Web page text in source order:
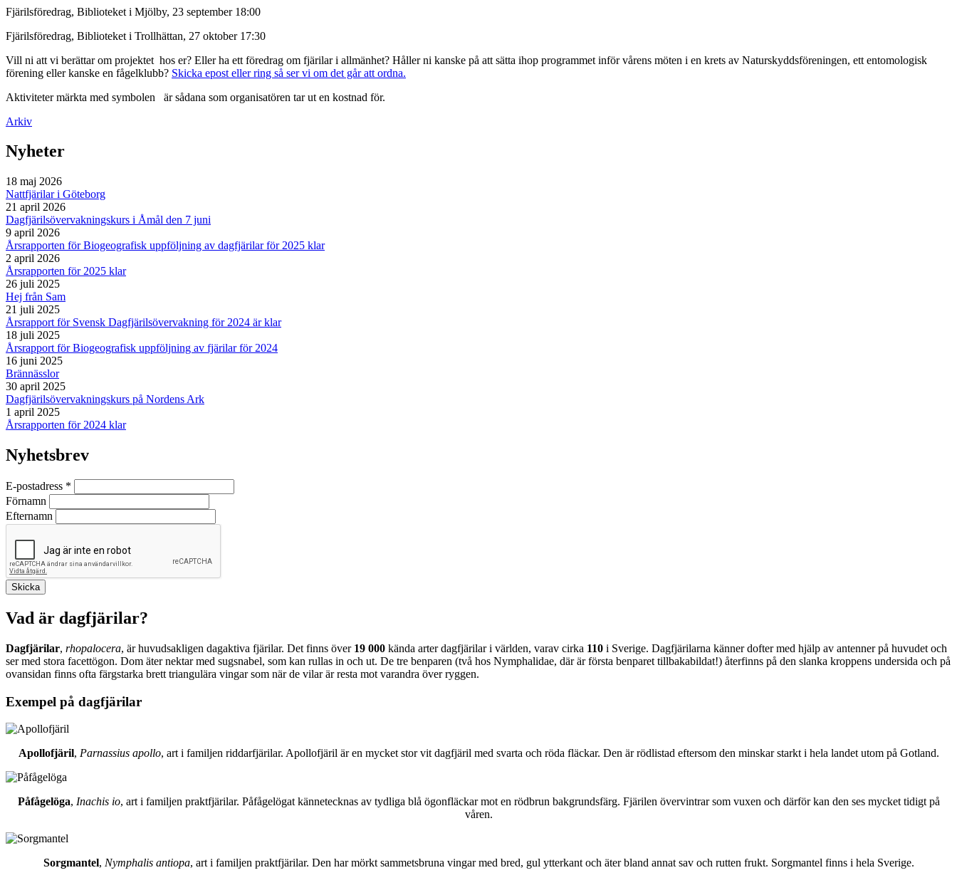
Fjärilsföredrag, Biblioteket i Mjölby, 23 september 18:00
Fjärilsföredrag, Biblioteket i Trollhättan, 27 oktober 17:30
Vill ni att vi berättar om projektet hos er? Eller ha ett föredrag om fjärilar i allmänhet? Håller ni kanske på att sätta ihop programmet inför vårens möten i en krets av Naturskyddsföreningen, ett entomologisk
förening eller kanske en fågelklubb? Skicka epost eller ring så ser vi om det går att ordna.
Aktiviteter märkta med symbolen
är sådana som organisatören tar ut en kostnad för.
Arkiv
Nyheter
18 maj 2026
Nattfjärilar i Göteborg
21 april 2026
Dagfjärilsövervakningskurs i Åmål den 7 juni
9 april 2026
Årsrapporten för Biogeografisk uppföljning av dagfjärilar för 2025 klar
2 april 2026
Årsrapporten för 2025 klar
26 juli 2025
Hej från Sam
21 juli 2025
Årsrapport för Svensk Dagfjärilsövervakning för 2024 är klar
18 juli 2025
Årsrapport för Biogeografisk uppföljning av fjärilar för 2024
16 juni 2025
Brännässlor
30 april 2025
Dagfjärilsövervakningskurs på Nordens Ark
1 april 2025
Årsrapporten för 2024 klar
Nyhetsbrev
E-postadress *
Förnamn
Efternamn
Vad är dagfjärilar?
Dagfjärilar, rhopalocera, är huvudsakligen dagaktiva fjärilar. Det finns över 19 000 kända arter dagfjärilar i världen, varav cirka 110 i Sverige. Dagfjärilarna känner dofter med hjälp av antenner på huvudet och
ser med stora facettögon. Dom äter nektar med sugsnabel, som kan rullas in och ut. De tre benparen (två hos Nymphalidae, där är första benparet tillbakabildat!) återfinns på den slanka kroppens undersida och på
ovansidan finns ofta färgstarka brett triangulära vingar som när de vilar är resta mot varandra över ryggen.
Exempel på dagfjärilar
Apollofjäril, Parnassius apollo, art i familjen riddarfjärilar. Apollofjäril är en mycket stor vit dagfjäril med svarta och röda fläckar. Den är rödlistad eftersom den minskar starkt i hela landet utom på Gotland.
Påfågelöga, Inachis io, art i familjen praktfjärilar. Påfågelögat kännetecknas av tydliga blå ögonfläckar mot en rödbrun bakgrundsfärg. Fjärilen övervintrar som vuxen och därför kan den ses mycket tidigt på
våren.
Sorgmantel, Nymphalis antiopa, art i familjen praktfjärilar. Den har mörkt sammetsbruna vingar med bred, gul ytterkant och äter bland annat sav och rutten frukt. Sorgmantel finns i hela Sverige.